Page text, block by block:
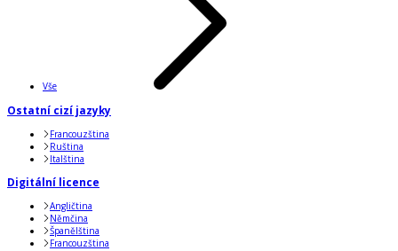
Vše
Ostatní cizí jazyky
Francouzština
Ruština
Italština
Digitální licence
Angličtina
Němčina
Španělština
Francouzština